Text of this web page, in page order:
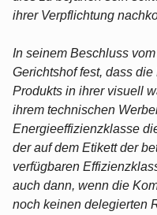
ihrer Verpflichtung
In seinem Beschluss
Gerichtshof fest, dass
Produkts in ihrer visuell
ihrem technischen
Energieeffizienzklasse
der auf dem Etikett der
verfügbaren
auch dann, wenn die
noch keinen delegierten